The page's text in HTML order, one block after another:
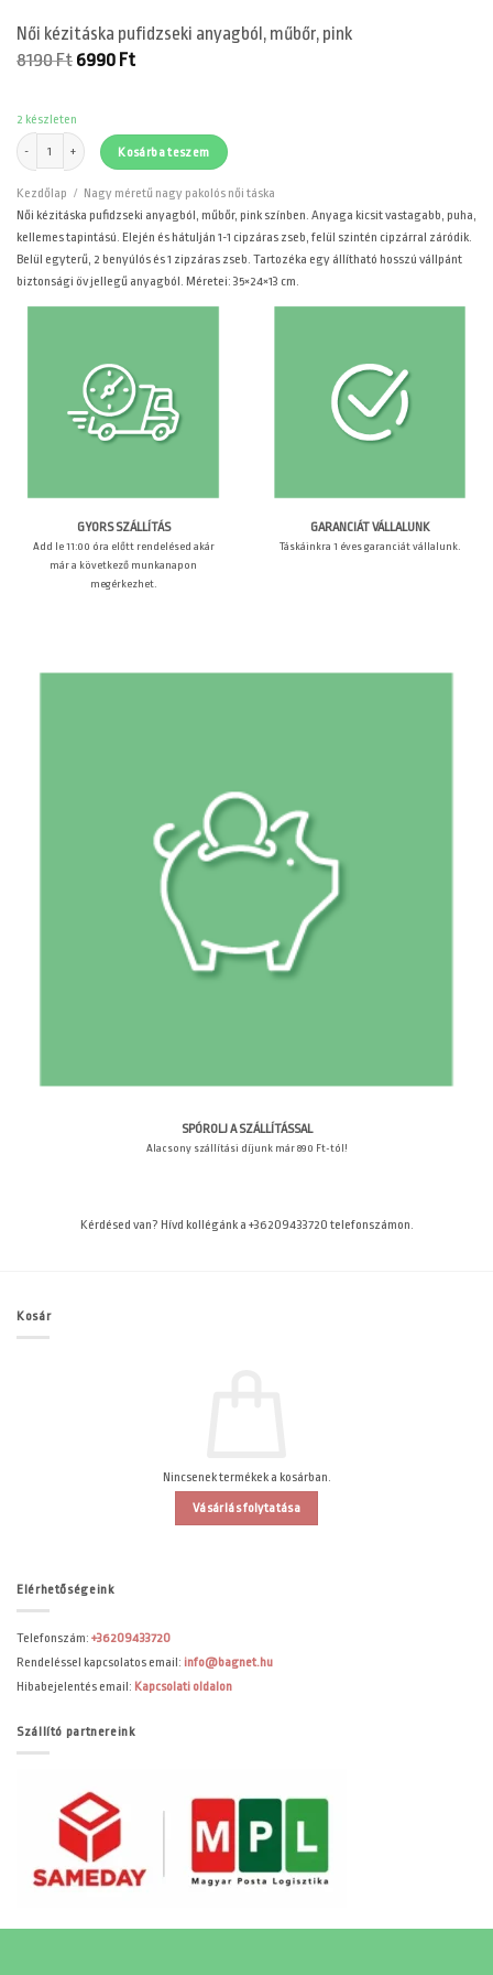
Női kézitáska pufidzseki anyagból, műbőr, pink
8190Ft Original
8190 Ft.
6990 FtCurrent
2 készleten
Női kézitáska pufidzseki anyagból, műbőr, pink mennyiség
Kosárba teszem
Kezdőlap / Nagy méretű nagy pakolós női táska
Női kézitáska pufidzseki anyagból, műbőr, pink színben. Anyaga kicsit vastagabb, puha,
kellemes tapintású. Elején és hátulján 1-1 cipzáras zseb, felül szintén cipzárral záródik.
Belül egyterű, 2 benyúlós és 1 zipzáras zseb. Tartozéka egy állítható hosszú vállpánt
biztonsági öv jellegű anyagból. Méretei: 35×24×13 cm.
GYORS SZÁLLÍTÁS
Add le 11:00 óra előtt rendelésed akár
már a következő munkanapon
megérkezhet.
GARANCIÁT VÁLLALUNK
Táskáinkra 1 éves garanciát vállalunk.
SPÓROLJ A SZÁLLÍTÁSSAL
Alacsony szállítási díjunk már 890 Ft-tól!
Kérdésed van? Hívd kollégánk a +36209433720 telefonszámon.
Kosár
Nincsenek termékek a kosárban.
Vásárlás folytatása
Elérhetőségeink
Telefonszám: +36209433720
Rendeléssel kapcsolatos email: info@bagnet.hu
Hibabejelentés email: Kapcsolati oldalon
Szállító partnereink